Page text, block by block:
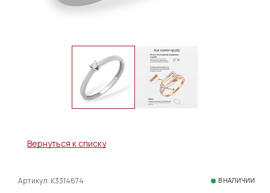
Вернуться к списку
Артикул: К3314674 В НАЛИЧИИ